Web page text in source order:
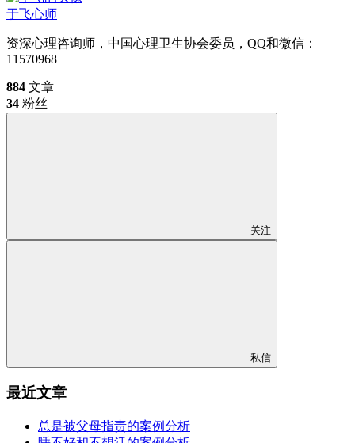
于飞心师
资深心理咨询师，中国心理卫生协会委员，QQ和微信：
11570968
884 文章
34 粉丝
关注
私信
最近文章
总是被父母指责的案例分析